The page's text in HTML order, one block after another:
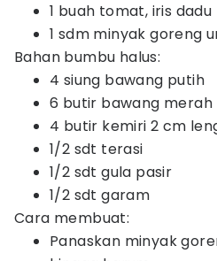
1 buah tomat, iris dadu
1 sdm minyak goreng
Bahan bumbu halus:
4 siung bawang putih
6 butir bawang merah
4 butir kemiri 2 cm
1/2 sdt terasi
1/2 sdt gula pasir
1/2 sdt garam
Cara membuat:
Panaskan minyak